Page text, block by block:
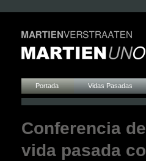
Portada Vidas Pasadas
Conferencia
vida pasada